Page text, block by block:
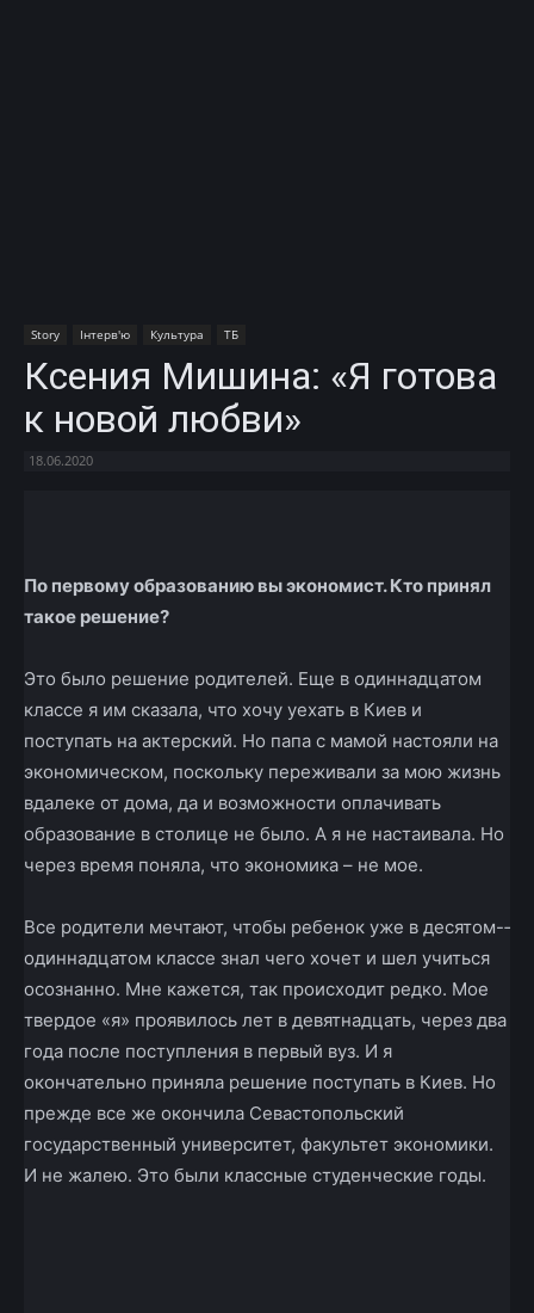
Story Інтерв'ю Культура ТБ
Ксения Мишина: «Я готова
к новой любви»
18.06.2020
По первому образованию вы экономист. Кто принял
такое решение?
Это было решение родителей. Еще в одиннадцатом
классе я им сказала, что хочу уехать в Киев и
поступать на актерский. Но папа с мамой настояли на
экономическом, поскольку переживали за мою жизнь
вдалеке от дома, да и возможности оплачивать
образование в столице не было. А я не настаивала. Но
через время поняла, что экономика – не мое.
Все родители мечтают, чтобы ребенок уже в десятом-­
одиннадцатом классе знал чего хочет и шел учиться
осознанно. Мне кажется, так происходит редко. Мое
твердое «я» проявилось лет в девятнадцать, через два
года после поступления в первый вуз. И я
окончательно приняла решение поступать в Киев. Но
прежде все же окончила Севастопольский
государственный университет, факультет экономики.
И не жалею. Это были классные студенческие годы.